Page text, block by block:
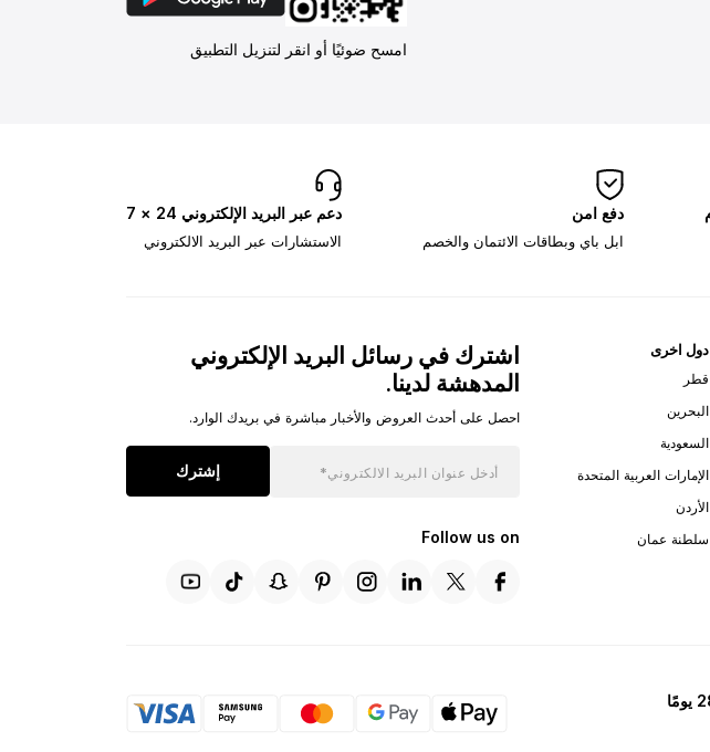
امسح ضوئيًا أو انقر لتنزيل التطبيق
دفع امن
ابل باي وبطاقات الائتمان والخصم
دعم عبر البريد الإلكتروني 24 × 7
الاستشارات عبر البريد الالكتروني
دول اخرى
قطر
البحرين
السعودية
الإمارات العربية المتحدة
الأردن
سلطنة عمان
اشترك في رسائل البريد الإلكتروني
المدهشة لدينا.
احصل على أحدث العروض والأخبار مباشرة في بريدك الوارد.
إشترك
Follow us on